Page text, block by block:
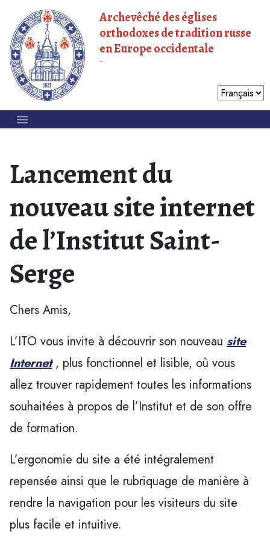
Archevêché des églises
orthodoxes de tradition russe
en Europe occidentale
Lancement du
nouveau site internet
de l’Institut Saint-
Serge
Chers Amis,
L’ITO vous invite à découvrir son nouveau site
Internet , plus fonctionnel et lisible, où vous
allez trouver rapidement toutes les informations
souhaitées à propos de l’Institut et de son offre
de formation.
L’ergonomie du site a été intégralement
repensée ainsi que le rubriquage de manière à
rendre la navigation pour les visiteurs du site
plus facile et intuitive.